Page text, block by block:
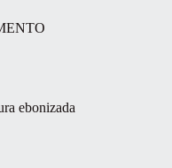
ebonizada